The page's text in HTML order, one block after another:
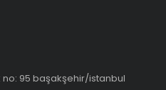
no: 95 başakşehir/i̇stanbul